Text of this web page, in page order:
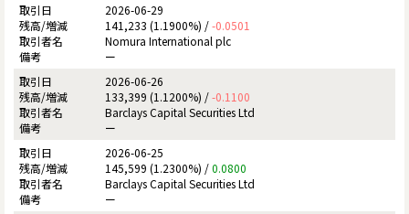
2026-06-29
141,233 (1.1900%) /-0.0501
Nomura International plc
ー
2026-06-26
133,399 (1.1200%) /-0.1100
Barclays Capital Securities Ltd
ー
2026-06-25
145,599 (1.2300%) /0.0800
Barclays Capital Securities Ltd
ー